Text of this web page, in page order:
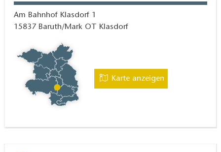
Am Bahnhof Klasdorf 1
15837 Baruth/Mark OT Klasdorf
Karte anzeigen